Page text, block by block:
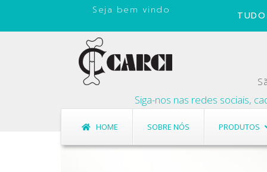
Seja bem vindo
Siga-nos nas redes sociais,
HOME SOBRE NÓS PRODUTOS